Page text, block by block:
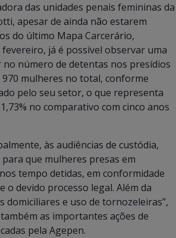
das unidades penais femininas da
apesar de ainda não estarem
do último Mapa Carcerário,
já é possível observar uma
no número de detentas nos presídios
mulheres no total, conforme
pelo seu setor, o que representa
no comparativo com cinco anos
às audiências de custódia,
que mulheres presas em
tempo detidas, em conformidade
o devido processo legal. Além da
domiciliares e uso de tornozeleiras”,
as importantes ações de
pela Agepen.